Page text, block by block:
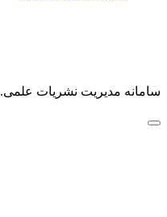
سامانه مدیریت نشریات علمی.